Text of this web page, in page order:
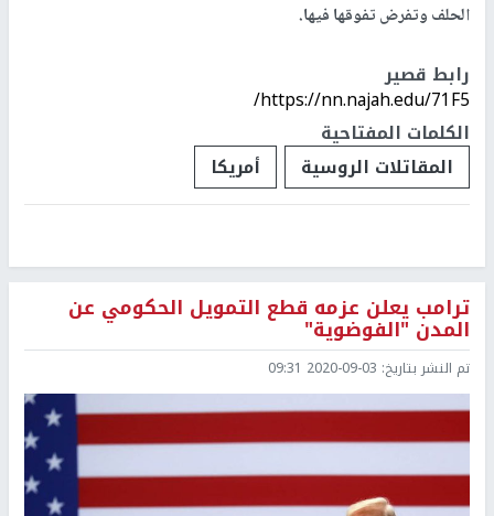
الحلف وتفرض تفوقها فيها.
رابط قصير
https://nn.najah.edu/71F5/
الكلمات المفتاحية
المقاتلات الروسية
أمريكا
ترامب يعلن عزمه قطع التمويل الحكومي عن
المدن "الفوضوية"
تم النشر بتاريخ: 2020-09-03 09:31